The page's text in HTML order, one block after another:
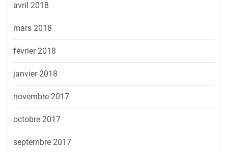
avril 2018
mars 2018
février 2018
janvier 2018
novembre 2017
octobre 2017
septembre 2017